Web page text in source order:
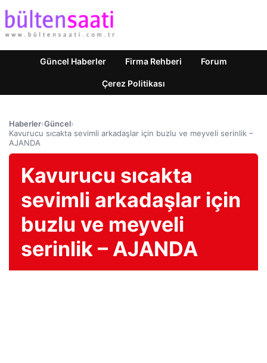
Güncel Haberler Firma Rehberi Forum
Çerez Politikası
Haberler›Güncel›
Kavurucu sıcakta sevimli arkadaşlar için buzlu ve meyveli serinlik –
AJANDA
Kavurucu sıcakta
sevimli arkadaşlar için
buzlu ve meyveli
serinlik – AJANDA